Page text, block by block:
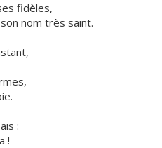
fidèles,
nom très saint.
:
!